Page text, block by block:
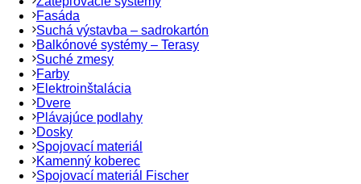
Fasáda
Suchá výstavba – sadrokartón
Balkónové systémy – Terasy
Suché zmesy
Farby
Elektroinštalácia
Dvere
Plávajúce podlahy
Dosky
Spojovací materiál
Kamenný koberec
Spojovací materiál Fischer